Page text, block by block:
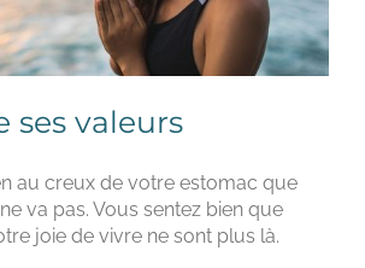
ses valeurs
au creux de votre estomac que
va pas. Vous sentez bien que
joie de vivre ne sont plus là.